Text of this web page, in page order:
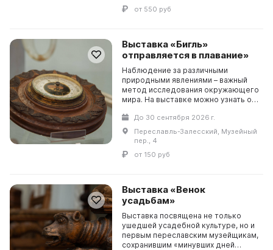
от 550 руб
Выставка «Бигль»
отправляется в плавание»
Наблюдение за различными
природными явлениями – важный
метод исследования окружающего
мира. На выставке можно узнать об
нужно для небольшого
экспериментального исслед...
До 30 сентября 2026 г.
Переславль-Залесский, Музейный
пер., 4
от 150 руб
Выставка «Венок
усадьбам»
Выставка посвящена не только
ушедшей усадебной культуре, но и
первым переславским музейщикам,
сохранившим «минувших дней